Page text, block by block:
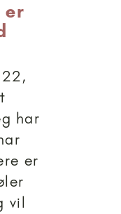
er
har
er
vil